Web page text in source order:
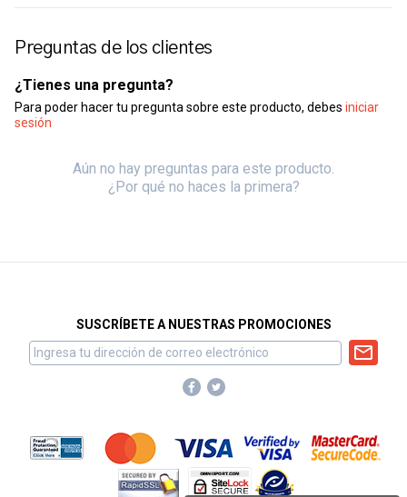
Preguntas de los clientes
¿Tienes una pregunta?
Para poder hacer tu pregunta sobre este producto, debes iniciar
sesión
Aún no hay preguntas para este producto.
¿Por qué no haces la primera?
SUSCRÍBETE A NUESTRAS PROMOCIONES